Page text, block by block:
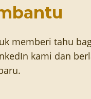
memberi tahu
kami dan